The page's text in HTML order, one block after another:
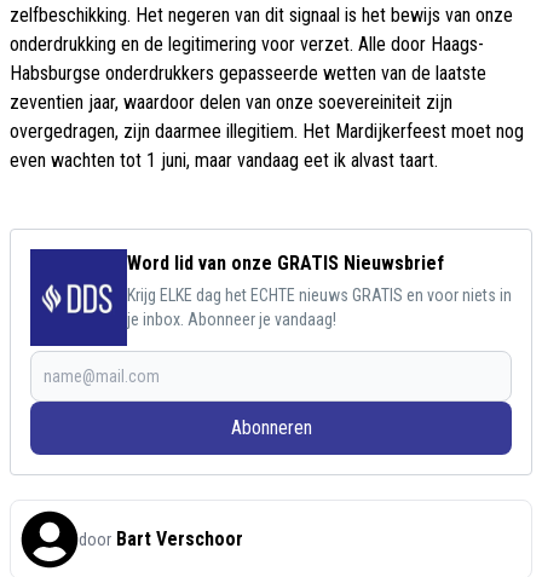
zelfbeschikking. Het negeren van dit signaal is het bewijs van onze
onderdrukking en de legitimering voor verzet. Alle door Haags-
Habsburgse onderdrukkers gepasseerde wetten van de laatste
zeventien jaar, waardoor delen van onze soevereiniteit zijn
overgedragen, zijn daarmee illegitiem. Het Mardijkerfeest moet nog
even wachten tot 1 juni, maar vandaag eet ik alvast taart.
Word lid van onze GRATIS Nieuwsbrief
Krijg ELKE dag het ECHTE nieuws GRATIS en voor niets in
je inbox. Abonneer je vandaag!
Abonneren
door Bart Verschoor